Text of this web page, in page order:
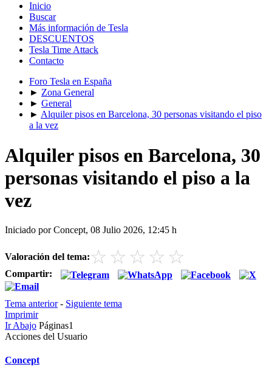
Inicio
Buscar
Más información de Tesla
DESCUENTOS
Tesla Time Attack
Contacto
Foro Tesla en España
► Zona General
► General
► Alquiler pisos en Barcelona, 30 personas visitando el piso
a la vez
Alquiler pisos en Barcelona, 30
personas visitando el piso a la
vez
Iniciado por Concept, 08 Julio 2026, 12:45 h
Valoración del tema: ☆ ☆ ☆ ☆ ☆
Compartir:
Tema anterior- Siguiente tema
Imprimir
Ir Abajo Páginas1
Acciones del Usuario
Concept